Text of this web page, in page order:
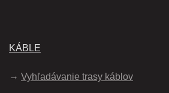
KÁBLE
Vyhľadávanie trasy káblov